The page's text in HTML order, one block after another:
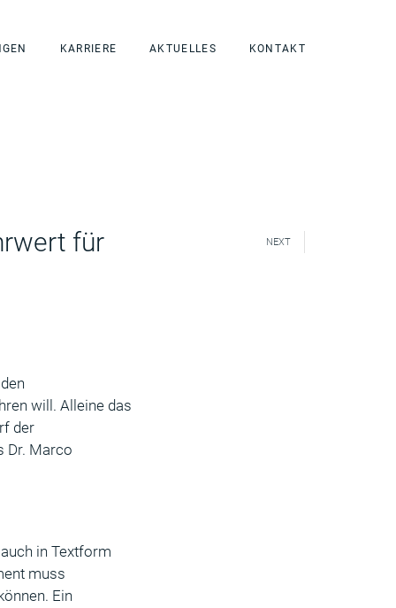
KARRIERE AKTUELLES KONTAKT
NEXT
für
will. Alleine das
der
Dr. Marco
auch in Textform
muss
Ein